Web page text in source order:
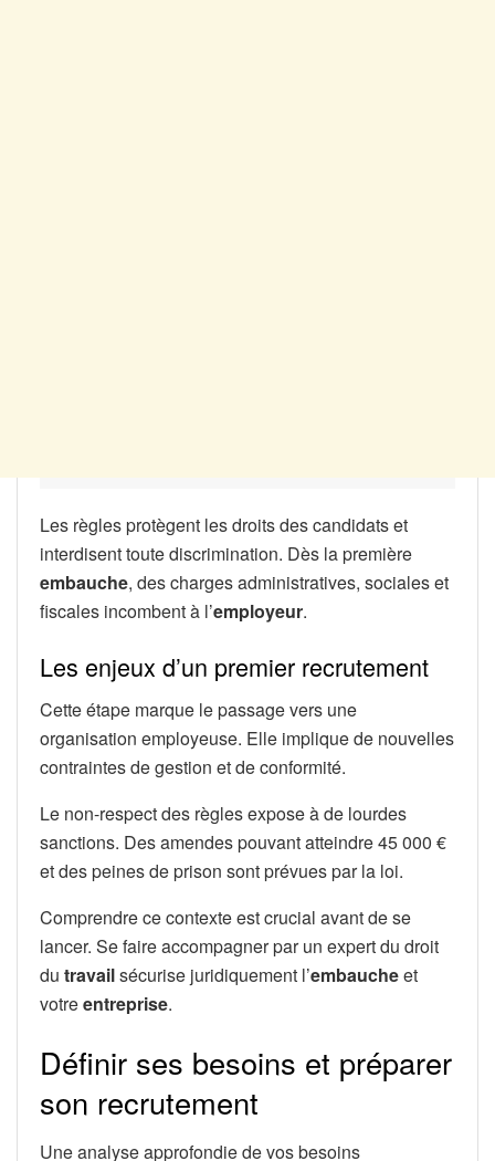
Les règles protègent les droits des candidats et
interdisent toute discrimination. Dès la première
embauche, des charges administratives, sociales et
fiscales incombent à l’employeur.
Les enjeux d’un premier recrutement
Cette étape marque le passage vers une
organisation employeuse. Elle implique de nouvelles
contraintes de gestion et de conformité.
Le non-respect des règles expose à de lourdes
sanctions. Des amendes pouvant atteindre 45 000 €
et des peines de prison sont prévues par la loi.
Comprendre ce contexte est crucial avant de se
lancer. Se faire accompagner par un expert du droit
du travailsécurise juridiquement l’embaucheet
votreentreprise.
Définir ses besoins et préparer
son recrutement
Une analyse approfondie de vos besoins